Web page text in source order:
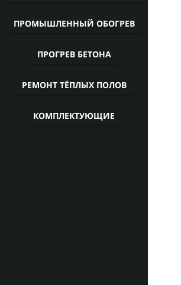
ПРОМЫШЛЕННЫЙ ОБОГРЕВ
ПРОГРЕВ БЕТОНА
РЕМОНТ ТЁПЛЫХ ПОЛОВ
КОМПЛЕКТУЮЩИЕ